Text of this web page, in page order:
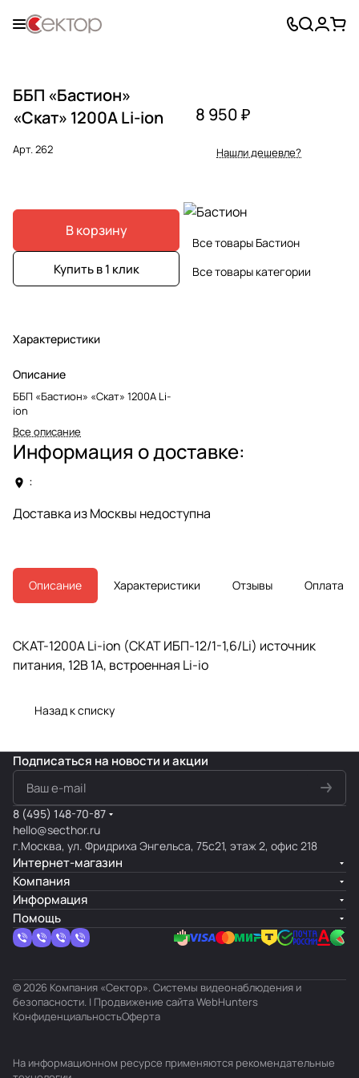
ББП «Бастион»
«Скат» 1200А Li-ion
Арт.262
В корзину
Купить в 1 клик
Характеристики
Описание
ББП «Бастион» «Скат» 1200А Li-
ion
Все описание
8 950 ₽
Нашли дешевле?
Все товары Бастион
Все товары категории
Информация о доставке:
:
Доставка из Москвы недоступна
Описание Характеристики Отзывы Оплата
СКАТ-1200А Li-ion (СКАТ ИБП-12/1-1,6/Li) источник
питания, 12В 1А, встроенная Li-io
Назад к списку
Подписаться на новости и акции
8 (495) 148-70-87
hello@secthor.ru
г.Москва, ул. Фридриха Энгельса, 75с21, этаж 2, офис 218
Интернет-магазин
Компания
Информация
Помощь
© 2026 Компания «Сектор». Системы видеонаблюдения и
безопасности. | Продвижение сайтаWebHunters
КонфиденциальностьОферта
На информационном ресурсе применяются рекомендательные